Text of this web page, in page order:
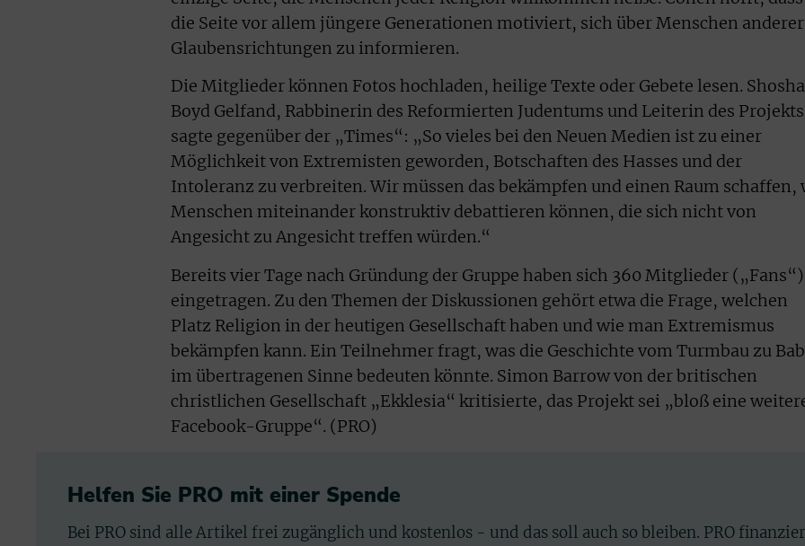
die Seite vor allem jüngere Generationen motiviert, sich über Menschen anderer
Glaubensrichtungen zu informieren.
Die Mitglieder können Fotos hochladen, heilige Texte oder Gebete lesen.
Boyd Gelfand, Rabbinerin des Reformierten Judentums und Leiterin des
sagte gegenüber der „Times“: „So vieles bei den Neuen Medien ist zu einer
Möglichkeit von Extremisten geworden, Botschaften des Hasses und der
Intoleranz zu verbreiten. Wir müssen das bekämpfen und einen Raum schaffen,
Menschen miteinander konstruktiv debattieren können, die sich nicht von
Angesicht zu Angesicht treffen würden.“
Bereits vier Tage nach Gründung der Gruppe haben sich 360 Mitglieder („Fans“)
eingetragen. Zu den Themen der Diskussionen gehört etwa die Frage, welchen
Platz Religion in der heutigen Gesellschaft haben und wie man Extremismus
bekämpfen kann. Ein Teilnehmer fragt, was die Geschichte vom Turmbau zu
im übertragenen Sinne bedeuten könnte. Simon Barrow von der britischen
christlichen Gesellschaft „Ekklesia“ kritisierte, das Projekt sei „bloß eine
Facebook-Gruppe“. (PRO)
Helfen Sie PRO mit einer Spende
Bei PRO sind alle Artikel frei zugänglich und kostenlos - und das soll auch so bleiben. PRO